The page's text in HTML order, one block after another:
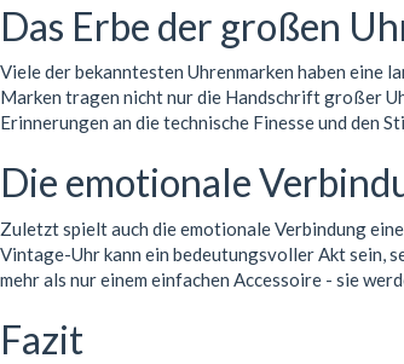
Das Erbe der großen
Viele der bekanntesten Uhrenmarken haben eine
Marken tragen nicht nur die Handschrift großer
Erinnerungen an die technische Finesse und den
Die emotionale
Zuletzt spielt auch die emotionale Verbindung
Vintage-Uhr kann ein bedeutungsvoller Akt sein,
mehr als nur einem einfachen Accessoire - sie
Fazit